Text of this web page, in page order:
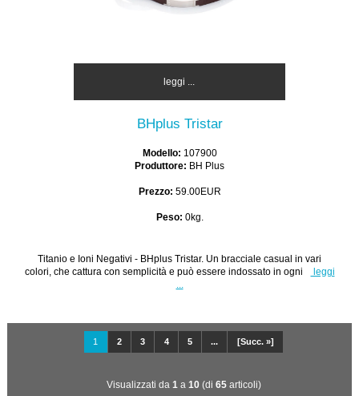
leggi ...
BHplus Tristar
Modello: 107900
Produttore: BH Plus
Prezzo: 59.00EUR
Peso: 0kg.
Titanio e Ioni Negativi - BHplus Tristar. Un bracciale casual in vari
colori, che cattura con semplicità e può essere indossato in ogni
leggi
1 2 3 4 5 ... [Succ. »]
Visualizzati da 1 a 10(di 65articoli)